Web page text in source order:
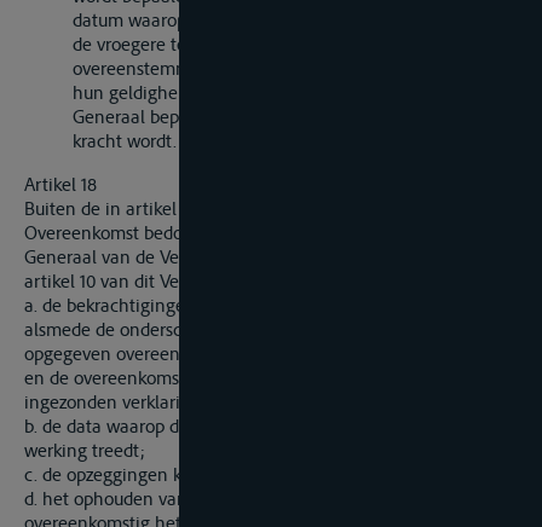
datum waarop de wijziging van kracht wordt en die met
de vroegere tekst van Aanhangsel 1 in
overeenstemming zijn, gedurende een overgangstijdvak
hun geldigheid zullen behouden. De Secretaris-
Generaal bepaalt de datum waarop de wijziging van
kracht wordt.
Artikel 18
Buiten de in artikel 16 en 17 en in artikel 21, lid 2, van deze
Overeenkomst bedoelde kennisgevingen, stelt de Secretaris-
Generaal van de Verenigde Naties de in het eerste lid van
artikel 10 van dit Verdrag bedoelde landen in kennis van:
a. de bekrachtigingen en toetredingen krachtens artikel 10,
alsmede de onderscheidingsletters of -lettergroepen die zijn
opgegeven overeenkomstig het bepaalde in artikel 10, lid 5,
en de overeenkomstig het bepaalde in artikel 10, lid 6,
ingezonden verklaringen;
b. de data waarop deze Overeenkomst ingevolge artikel 11 in
werking treedt;
c. de opzeggingen krachtens artikel 12;
d. het ophouden van kracht te zijn van deze Overeenkomst